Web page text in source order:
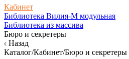
Кабинет
Библиотека Вилия-М модульная
Библиотека из массива
Бюро и секретеры
Назад
Каталог/Кабинет/Бюро и секретеры